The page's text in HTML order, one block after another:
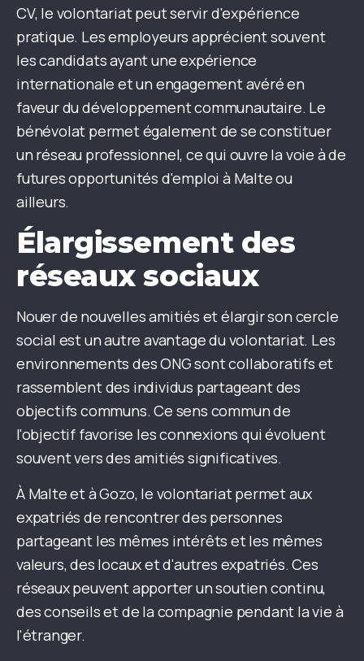
CV, le volontariat peut servir d'expérience
pratique. Les employeurs apprécient souvent
les candidats ayant une expérience
internationale et un engagement avéré en
faveur du développement communautaire. Le
bénévolat permet également de se constituer
un réseau professionnel, ce qui ouvre la voie à de
futures opportunités d'emploi à Malte ou
ailleurs.
Élargissement des
réseaux sociaux
Nouer de nouvelles amitiés et élargir son cercle
social est un autre avantage du volontariat. Les
environnements des ONG sont collaboratifs et
rassemblent des individus partageant des
objectifs communs. Ce sens commun de
l'objectif favorise les connexions qui évoluent
souvent vers des amitiés significatives.
À Malte et à Gozo, le volontariat permet aux
expatriés de rencontrer des personnes
partageant les mêmes intérêts et les mêmes
valeurs, des locaux et d'autres expatriés. Ces
réseaux peuvent apporter un soutien continu,
des conseils et de la compagnie pendant la vie à
l'étranger.